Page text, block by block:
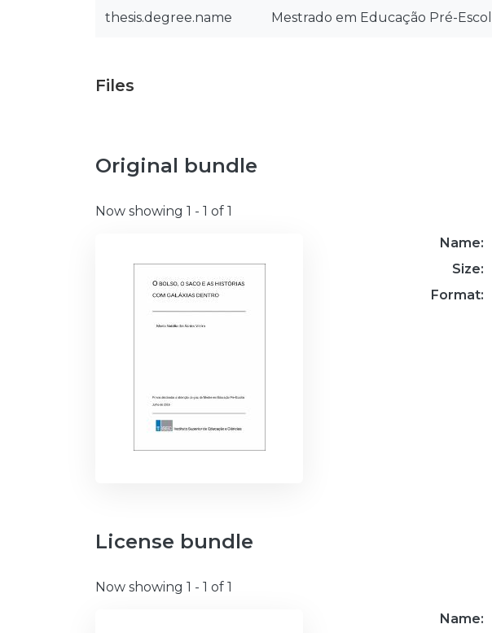
thesis.degree.name Mestrado em Educação Pré-
Files
Original bundle
Now showing 1 - 1 of 1
Name:
Size:
Format:
License bundle
Now showing 1 - 1 of 1
Name: